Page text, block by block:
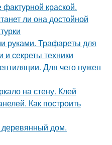
фактурной краской.
ли она достойной
руками. Трафареты для
и секреты техники
Для чего нужен
на стену. Клей
Как построить
деревянный дом.